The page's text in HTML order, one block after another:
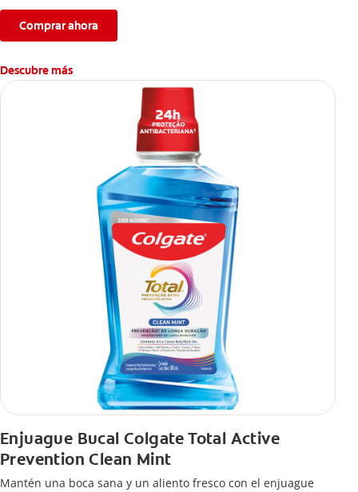
Comprar ahora
Descubre más
Enjuague Bucal Colgate Total Active
Prevention Clean Mint
Mantén una boca sana y un aliento fresco con el enjuague